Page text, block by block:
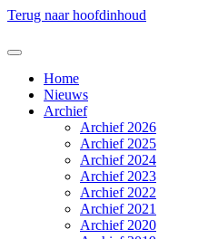
Terug naar hoofdinhoud
Home
Nieuws
Archief
Archief 2026
Archief 2025
Archief 2024
Archief 2023
Archief 2022
Archief 2021
Archief 2020